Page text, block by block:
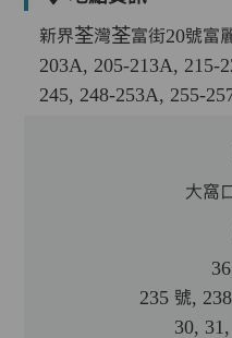
新界荃灣荃富街20號富
203A, 205-213A, 215-
245, 248-253A, 255-
大窩
235 號,
30,